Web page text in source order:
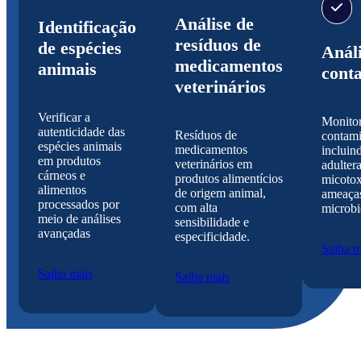
Identificação
de espécies
animais
Verificar a
autenticidade das
espécies animais
em produtos
cárneos e
alimentos
processados por
meio de análises
avançadas
Saiba mais
Análise de
resíduos de
medicamentos
veterinários
Resíduos de
medicamentos
veterinários em
produtos alimentícios
de origem animal,
com alta
sensibilidade e
especificidade.
Saiba mais
Saiba